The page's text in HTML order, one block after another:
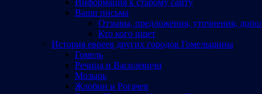
Ваши письма
Отзывы, предложения, уточнения,
Кто кого ищет
История евреев других городов Гомельщины
Гомель
Речица и Василевичи
Мозырь
Жлобин и Рогачев